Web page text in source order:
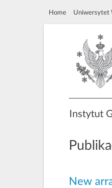
Home Uniwersytet
Instytut
New